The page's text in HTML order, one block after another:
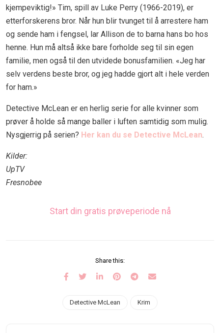
kjempeviktig!» Tim, spill av Luke Perry (1966-2019), er
etterforskerens bror. Når hun blir tvunget til å arrestere ham
og sende ham i fengsel, lar Allison de to barna hans bo hos
henne. Hun må altså ikke bare forholde seg til sin egen
familie, men også til den utvidede bonusfamilien. «Jeg har
selv verdens beste bror, og jeg hadde gjort alt i hele verden
for ham.»
Detective McLean er en herlig serie for alle kvinner som
prøver å holde så mange baller i luften samtidig som mulig.
Nysgjerrig på serien? Her kan du se Detective McLean.
Kilder:
UpTV
Fresnobee
Start din gratis prøveperiode nå
Share this:
Detective McLean Krim